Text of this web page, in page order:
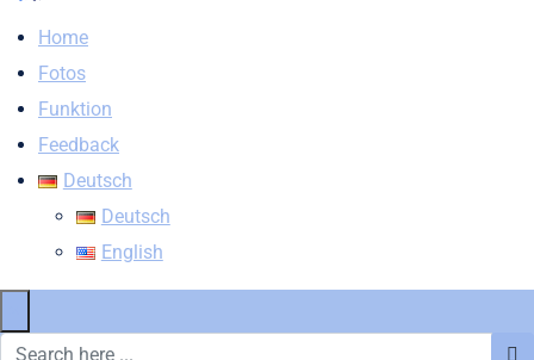
Home
Fotos
Funktion
Feedback
Deutsch
Deutsch
English